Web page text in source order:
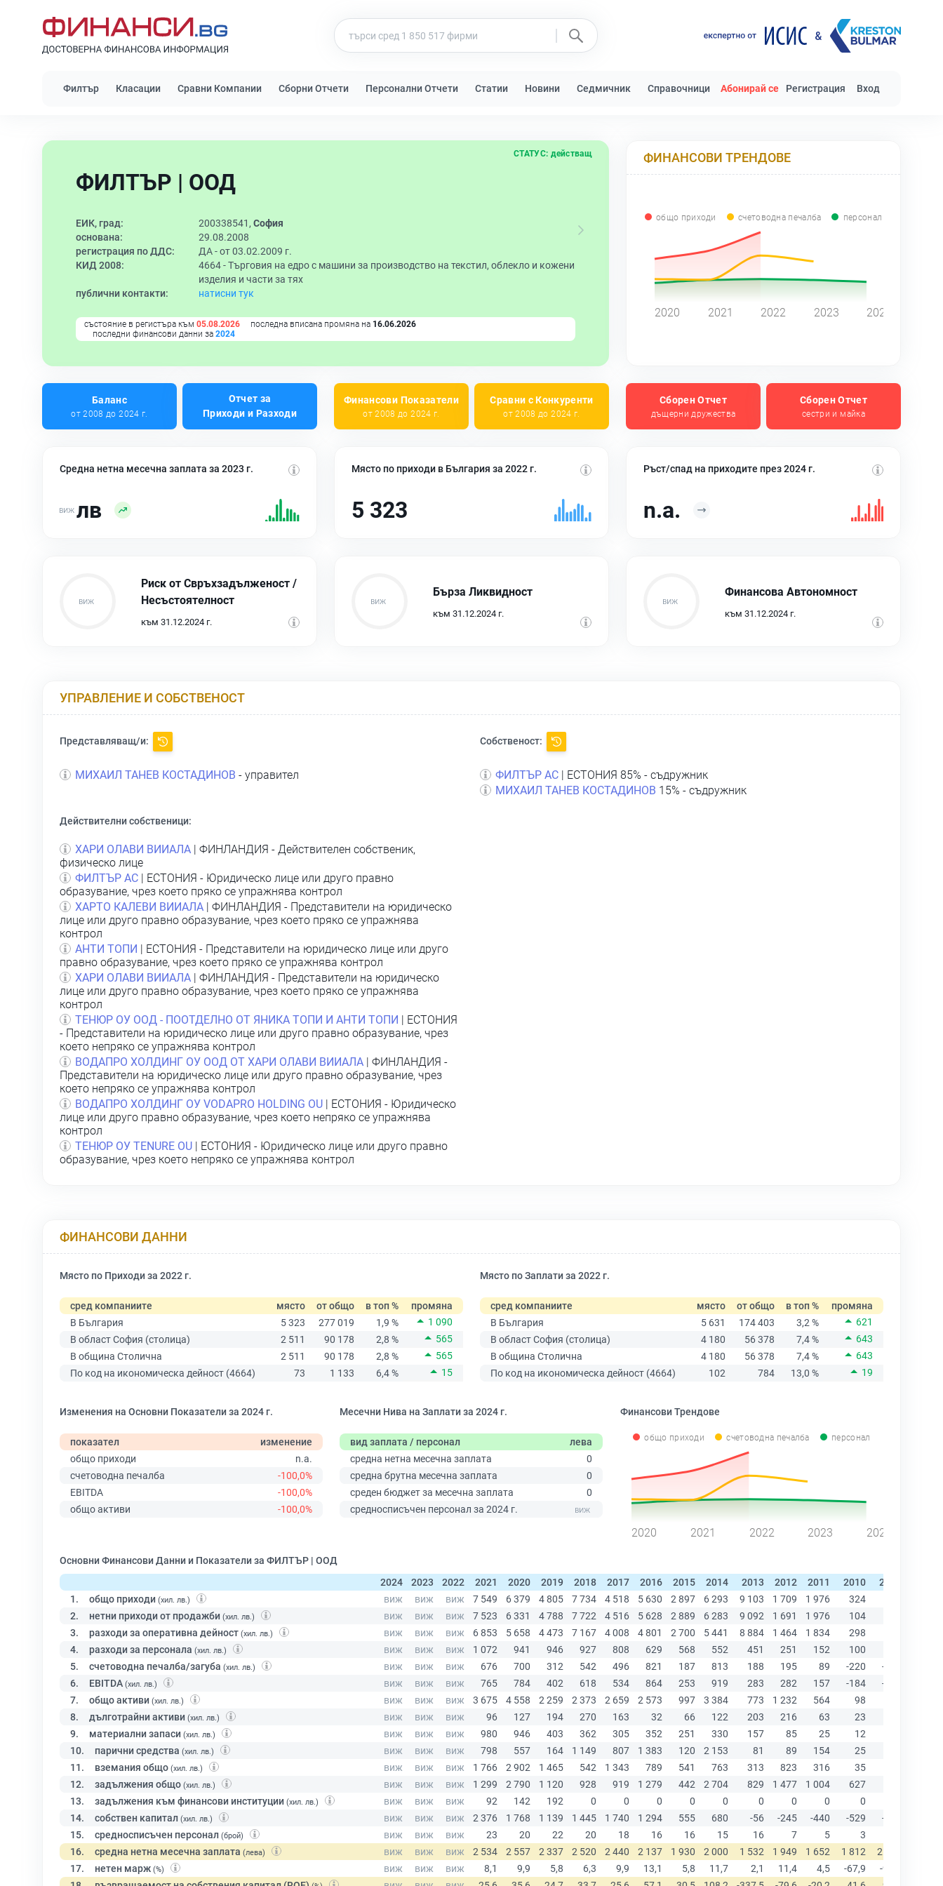
Филтър Класации Сравни Компании Сборни Отчети Персонални Отчети Статии Новини Седмичник Справочници Абонирай се Регистрация Вход
ФИЛТЪР | ООД
СТАТУС: действащ
ЕИК, град: 200338541, София
основана:
29.08.2008
регистрация по ДДС:
ДА - от 03.02.2009 г.
КИД 2008:
4664 -Търговия на едро с машини за производство на текстил, облекло и кожени
изделия и части за тях
публични контакти:
натисни тук
състояние в регистъра към 05.08.2026 последна вписана промяна на 16.06.2026
последни финансови данни за 2024
ФИНАНСОВИ ТРЕНДОВЕ
общо приходи счетоводна печалба персонал
2020 2021 2022 2023 2024
Баланс
от 2008 до 2024 г.
Отчет за
Приходи и Разходи
Финансови Показатели
от 2008 до 2024 г.
Сравни с Конкуренти
от 2008 до 2024 г.
Сборен Отчет
дъщерни дружества
Сборен Отчет
сестри и майка
Средна нетна месечна заплата за 2023 г.
лв
Място по приходи в България за 2022 г.
5 323
Ръст/спад на приходите през 2024 г.
n.a.
Риск от Свръхзадълженост /
Несъстоятелност
към 31.12.2024 г.
Бърза Ликвидност
към 31.12.2024 г.
Финансова Автономност
към 31.12.2024 г.
УПРАВЛЕНИЕ И СОБСТВЕНОСТ
Представляващ/и:
МИХАИЛ ТАНЕВ КОСТАДИНОВ - управител
Собственост:
ФИЛТЪР АС | ЕСТОНИЯ 85% - съдружник
МИХАИЛ ТАНЕВ КОСТАДИНОВ 15% - съдружник
Действителни собственици:
ХАРИ ОЛАВИ ВИИАЛА | ФИНЛАНДИЯ - Действителен собственик,
физическо лице
ФИЛТЪР АС | ЕСТОНИЯ - Юридическо лице или друго правно
образувание, чрез което пряко се упражнява контрол
ХАРТО КАЛЕВИ ВИИАЛА | ФИНЛАНДИЯ - Представители на юридическо
лице или друго правно образувание, чрез което пряко се упражнява
контрол
АНТИ ТОПИ | ЕСТОНИЯ - Представители на юридическо лице или друго
правно образувание, чрез което пряко се упражнява контрол
ХАРИ ОЛАВИ ВИИАЛА | ФИНЛАНДИЯ - Представители на юридическо
лице или друго правно образувание, чрез което пряко се упражнява
контрол
ТЕНЮР ОУ ООД - ПООТДЕЛНО ОТ ЯНИКА ТОПИ И АНТИ ТОПИ | ЕСТОНИЯ
- Представители на юридическо лице или друго правно образувание, чрез
което непряко се упражнява контрол
ВОДАПРО ХОЛДИНГ ОУ ООД ОТ ХАРИ ОЛАВИ ВИИАЛА | ФИНЛАНДИЯ -
Представители на юридическо лице или друго правно образувание, чрез
което непряко се упражнява контрол
ВОДАПРО ХОЛДИНГ ОУ VОDАРRО НОLDING ОU | ЕСТОНИЯ - Юридическо
лице или друго правно образувание, чрез което непряко се упражнява
контрол
ТЕНЮР ОУ ТЕNURЕ ОU | ЕСТОНИЯ - Юридическо лице или друго правно
образувание, чрез което непряко се упражнява контрол
ФИНАНСОВИ ДАННИ
Място по Приходи за 2022 г.
сред компаниите място от общо в топ %
промяна
В България
5 323 277 019 1,9 %
1 090
В област София (столица)
2 511 90 178 2,8 %
565
В община Столична
2 511 90 178 2,8 %
565
По код на икономическа дейност (4664)
73 1 133 6,4 % 15
Място по Заплати за 2022 г.
сред компаниите място от общо в топ %
промяна
В България
5 631 174 403 3,2 %
621
В област София (столица)
4 180 56 378 7,4 %
643
В община Столична
4 180 56 378 7,4 %
643
По код на икономическа дейност (4664)
102 784 13,0 % 19
Изменения на Основни Показатели за 2024 г.
показател
изменение
общо приходи
n.a.
счетоводна печалба
-100,0%
EBITDA
-100,0%
общо активи
-100,0%
Месечни Нива на Заплати за 2024 г.
вид заплата / персонал
лева
средна нетна месечна заплата
0
средна брутна месечна заплата
0
среден бюджет за месечна заплата
0
средносписъчен персонал за 2024 г.
Финансови Трендове
общо приходи счетоводна печалба персонал
2020 2021 2022 2023 2024
Основни Финансови Данни и Показатели за ФИЛТЪР | ООД
2024
2023 2022 2021 2020 2019 2018 2017 2016 2015 2014 2013 2012 2011 2010 2009
1.
общо приходи (хил. лв.)
2. нетни приходи от продажби (хил. лв.)
3. разходи за оперативна дейност (хил. лв.)
4. разходи за персонала (хил. лв.)
5. счетоводна печалба/загуба (хил. лв.)
6. EBITDA (хил. лв.)
7. общо активи (хил. лв.)
8. дълготрайни активи (хил. лв.)
9. материални запаси (хил. лв.)
10. парични средства (хил. лв.)
11. вземания общо (хил. лв.)
12. задължения общо (хил. лв.)
13. задължения към финансови институции (хил. лв.)
14. собствен капитал (хил. лв.)
15. средносписъчен персонал (брой)
16. средна нетна месечна заплата (лева)
17. нетен марж (%)